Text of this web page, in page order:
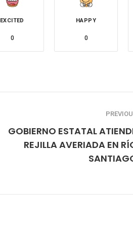
EXCITED
0
HAPPY
0
GOBIERNO ESTATAL
REJILLA AVERIADA EN